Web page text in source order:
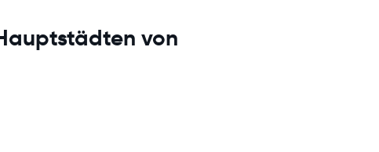
von